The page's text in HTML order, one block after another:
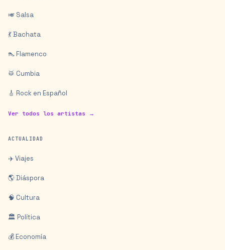
🎺 Salsa
💃 Bachata
👠 Flamenco
🥁 Cumbia
🎸 Rock en Español
Ver todos los artistas →
ACTUALIDAD
✈️ Viajes
🌎 Diáspora
🧠 Cultura
🏛️ Política
💰 Economía